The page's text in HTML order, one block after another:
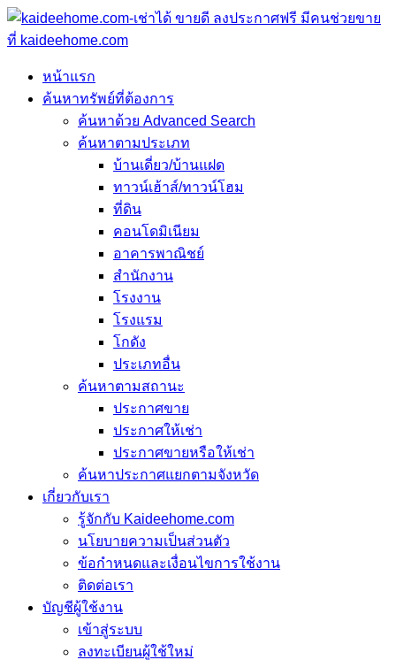
หน้าแรก
ค้นหาทรัพย์ที่ต้องการ
ค้นหาด้วย Advanced Search
ค้นหาตามประเภท
บ้านเดี่ยว/บ้านแฝด
ทาวน์เฮ้าส์/ทาวน์โฮม
ที่ดิน
คอนโดมิเนียม
อาคารพาณิชย์
สำนักงาน
โรงงาน
โรงแรม
โกดัง
ประเภทอื่น
ค้นหาตามสถานะ
ประกาศขาย
ประกาศให้เช่า
ประกาศขายหรือให้เช่า
ค้นหาประกาศแยกตามจังหวัด
เกี่ยวกับเรา
รู้จักกับ Kaideehome.com
นโยบายความเป็นส่วนตัว
ข้อกำหนดและเงื่อนไขการใช้งาน
ติดต่อเรา
บัญชีผู้ใช้งาน
เข้าสู่ระบบ
ลงทะเบียนผู้ใช้ใหม่